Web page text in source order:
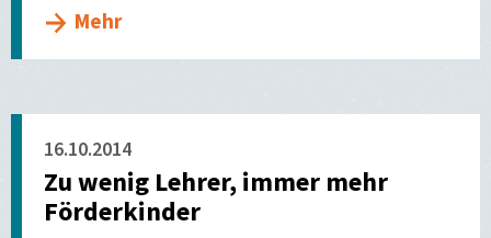
Mehr
16.10.2014
Zu wenig Lehrer, immer mehr
Förderkinder